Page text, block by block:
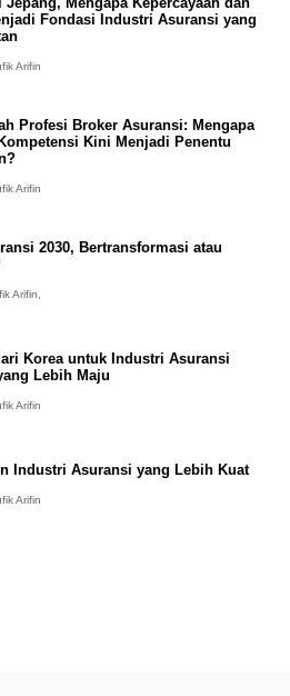
Fondasi Industri Asuransi yang
Arifin
Profesi Broker Asuransi: Mengapa
Kini Menjadi Penentu
Arifin
2030, Bertransformasi atau
Arifin,
Korea untuk Industri Asuransi
Lebih Maju
Arifin
Industri Asuransi yang Lebih Kuat
Arifin